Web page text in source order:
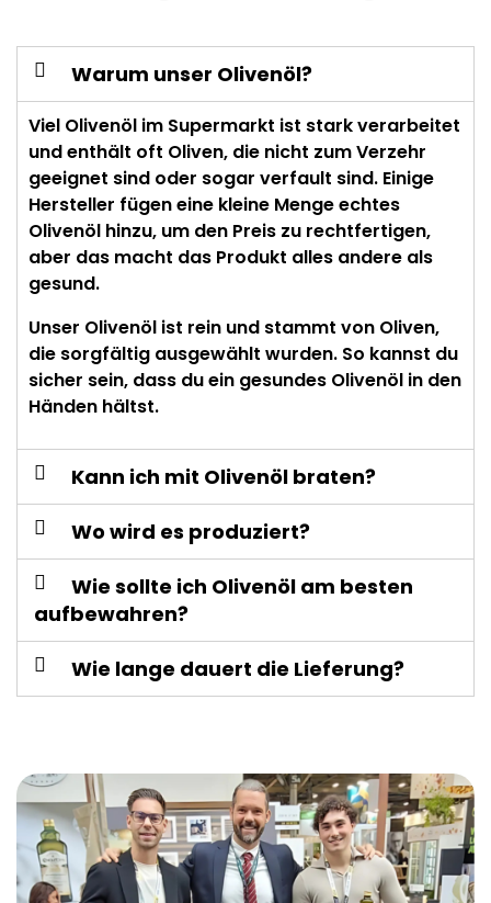
Warum unser Olivenöl?
Viel Olivenöl im Supermarkt ist stark verarbeitet
und enthält oft Oliven, die nicht zum Verzehr
geeignet sind oder sogar verfault sind. Einige
Hersteller fügen eine kleine Menge echtes
Olivenöl hinzu, um den Preis zu rechtfertigen,
aber das macht das Produkt alles andere als
gesund.
Unser Olivenöl ist rein und stammt von Oliven,
die sorgfältig ausgewählt wurden. So kannst du
sicher sein, dass du ein gesundes Olivenöl in den
Händen hältst.
Kann ich mit Olivenöl braten?
Wo wird es produziert?
Wie sollte ich Olivenöl am besten
aufbewahren?
Wie lange dauert die Lieferung?